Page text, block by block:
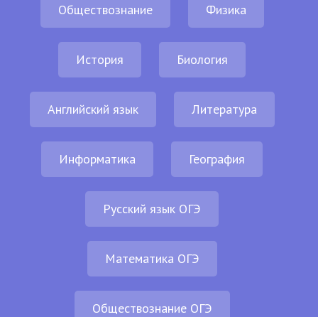
Обществознание Физика
История Биология
Английский язык Литература
Информатика География
Русский язык ОГЭ
Математика ОГЭ
Обществознание ОГЭ